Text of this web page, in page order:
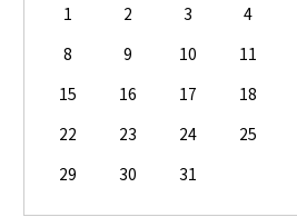
1 2 3 4
8
9 10 11
15
16 17 18
22
23 24 25
29
30 31